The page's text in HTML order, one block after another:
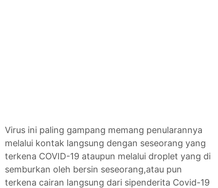
Virus ini paling gampang memang penularannya
melalui kontak langsung dengan seseorang yang
terkena COVID-19 ataupun melalui droplet yang di
semburkan oleh bersin seseorang,atau pun
terkena cairan langsung dari sipenderita Covid-19